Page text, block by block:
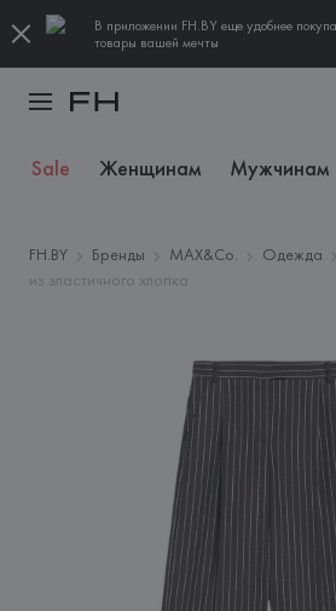
В приложении FH.BY еще удобнее
товары вашей мечты
Sale Женщинам Мужчинам
FH.BY Бренды MAX&Co. Одежда
из эластичного хлопка